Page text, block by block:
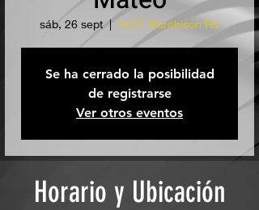
sáb, 26 sept
  |
5427 Murchison Rd
Se ha cerrado la posibilidad
de registrarse
Ver otros eventos
Horario y Ubicación